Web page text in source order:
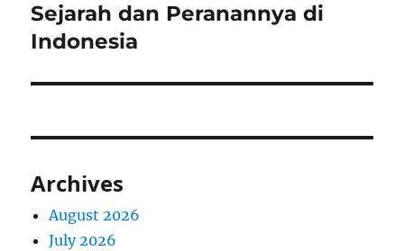
post:
Sejarah dan Peranannya di
Indonesia
Archives
August 2026
July 2026